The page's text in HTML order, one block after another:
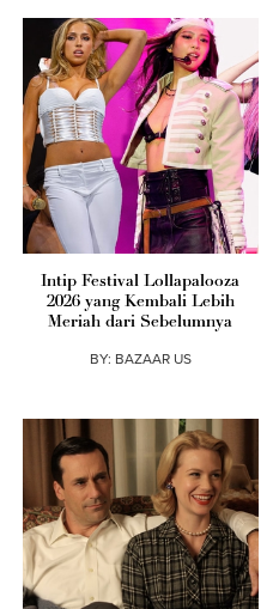
Intip Festival Lollapalooza
2026 yang Kembali Lebih
Meriah dari Sebelumnya
BY: BAZAAR US